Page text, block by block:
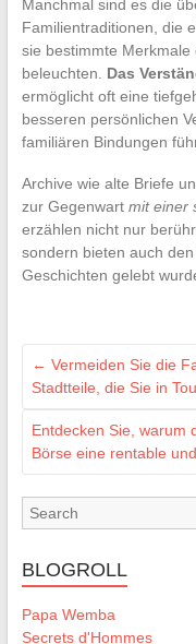
Manchmal sind es die
Familientraditionen, die
sie bestimmte
beleuchten. Das
ermöglicht oft eine
besseren persönlichen
familiären Bindungen
Archive wie alte Briefe
zur Gegenwart mit einer
erzählen nicht nur
sondern bieten auch
Geschichten gelebt
← Vermeiden Sie die
Stadtteile, die Sie in
Entdecken Sie, warum
Börse eine rentable
BLOGROLL
Papa Wemba
Secrets d'Hommes